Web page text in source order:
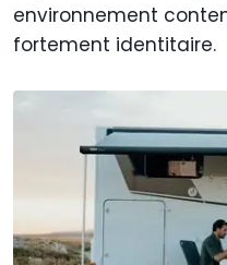
environnement
fortement identitaire.